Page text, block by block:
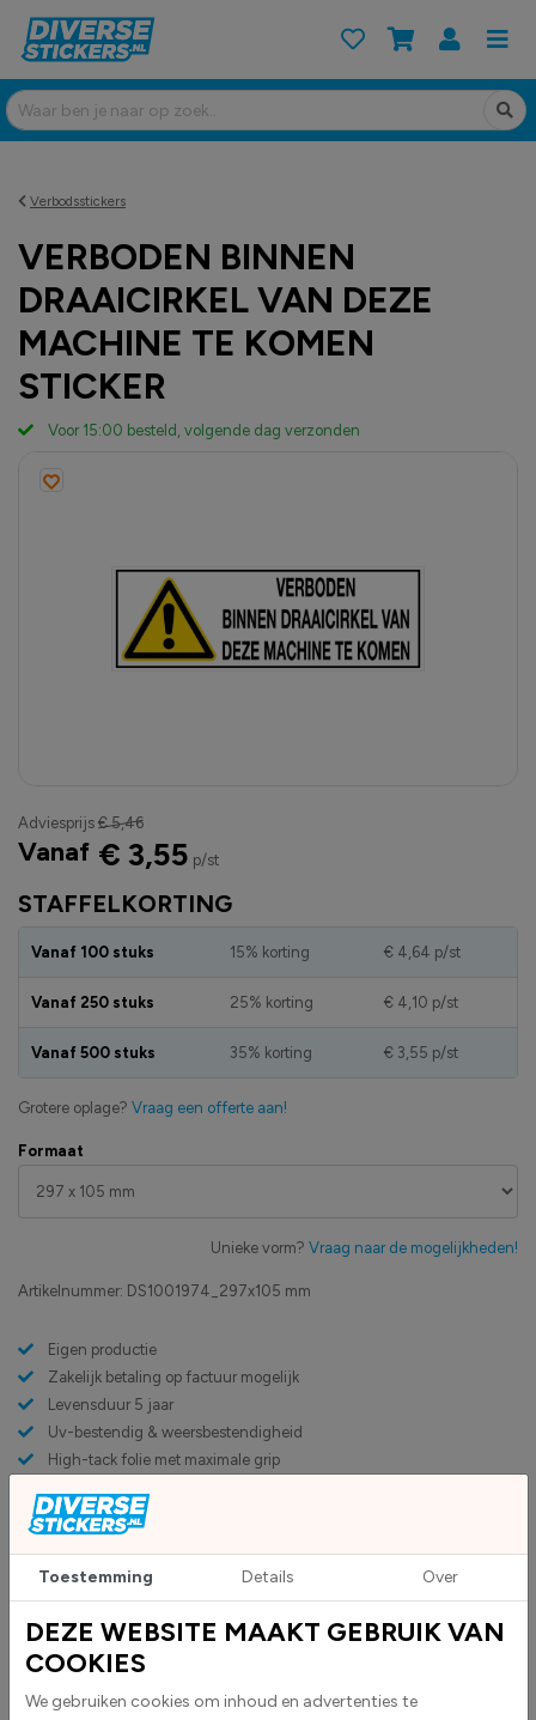
Verbodsstickers
VERBODEN BINNEN
DRAAICIRKEL VAN DEZE
MACHINE TE KOMEN
STICKER
Artikelnummer: DS1001974_297x105 mm
Eigen productie
Zakelijk betaling op factuur mogelijk
Levensduur 5 jaar
Uv-bestendig & weersbestendigheid
High-tack folie met maximale grip
Formaat
Unieke vorm? Vraag naar de mogelijkheden!
STAFFELKORTING
Vanaf 100 stuks 15% korting € 4,64 p/st
Vanaf 250 stuks 25% korting € 4,10 p/st
Vanaf 500 stuks 35% korting € 3,55 p/st
Grotere oplage? Vraag een offerte aan!
Adviesprijs € 5,46
Vanaf € 3,55 p/st
Voor 15:00 besteld, volgende dag verzonden
Custom sticker maken? Upload eigen bestand
BESCHRIJVING
Verboden binnen draaicirkel van deze machine te komen stickers
Toestemming Details Over
DEZE WEBSITE MAAKT GEBRUIK VAN
COOKIES
We gebruiken cookies om inhoud en advertenties te